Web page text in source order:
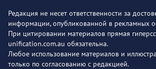
Редакция не несет ответственности за
информации, опубликованной в рекламных
При цитировании материалов прямая
unification.com.au обязательна.
Любое использование материалов и
только по согласованию с редакцией.